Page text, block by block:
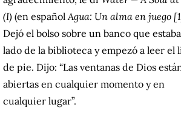
(I) (en españolAgua: Un alma en juego
Dejó el bolso sobre un banco que
lado de la biblioteca y empezó a leer el
de pie. Dijo: “Las ventanas de Dios
abiertas en cualquier momento y en
cualquier lugar”.